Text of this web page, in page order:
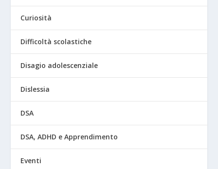
Curiosità
Difficoltà scolastiche
Disagio adolescenziale
Dislessia
DSA
DSA, ADHD e Apprendimento
Eventi